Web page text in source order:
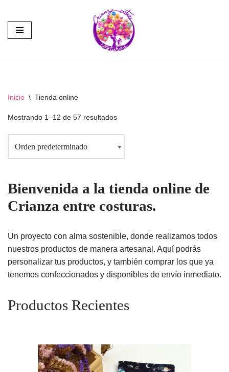
Saltar
al
Inicio \ Tienda online
Mostrando 1–12 de 57 resultados
Bienvenida a la tienda online de
Crianza entre costuras.
Un proyecto con alma sostenible, donde realizamos todos
nuestros productos de manera artesanal. Aquí podrás
personalizar tus productos, y también comprar los que ya
tenemos confeccionados y disponibles de envío inmediato.
Productos Recientes